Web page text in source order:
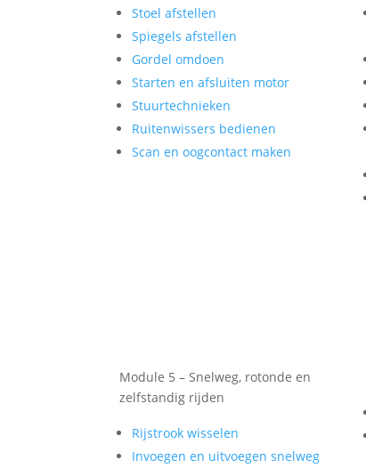
Stoel afstellen
Spiegels afstellen
Gordel omdoen
Starten en afsluiten motor
Stuurtechnieken
Ruitenwissers bedienen
Scan en oogcontact maken
Module 5 – Snelweg, rotonde en
zelfstandig rijden
Rijstrook wisselen
Invoegen en uitvoegen snelweg